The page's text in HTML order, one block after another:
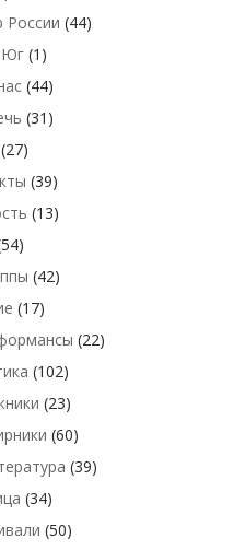
России (44)
Юг (1)
(44)
(31)
(27)
(39)
(13)
(42)
(17)
(22)
(102)
(23)
(60)
(39)
(34)
(50)